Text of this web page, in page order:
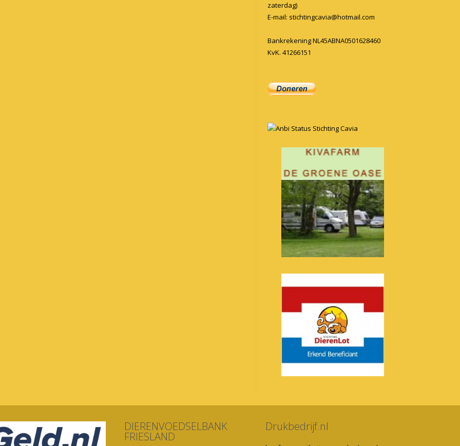
zaterdag)
E-mail: stichtingcavia@hotmail.com
Bankrekening NL45ABNA0501628460
KvK. 41266151
Anbi Status Stichting Cavia
DIERENVOEDSELBANK
FRIESLAND
Drukbedrijf.nl